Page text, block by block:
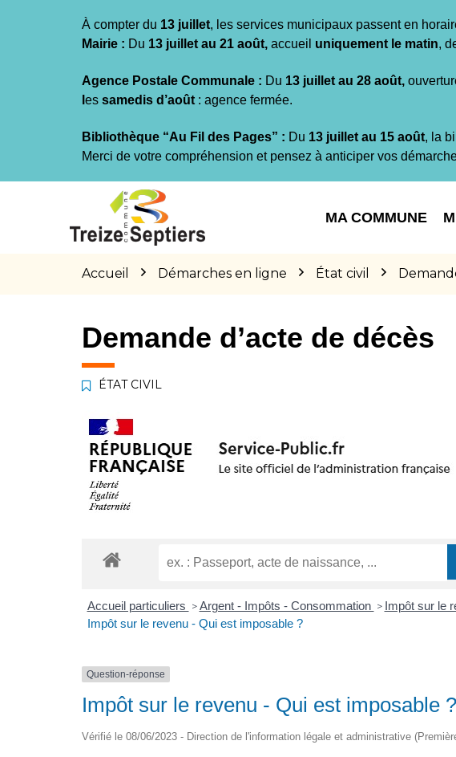
À compter du 13 juillet, les services municipaux passent en
Mairie : Du 13 juillet au 21 août, accueil uniquement le matin,
Agence Postale Communale : Du 13 juillet au 28 août,
es samedis d’août : agence fermée.
Bibliothèque “Au Fil des Pages” : Du 13 juillet au 15 août, la
Merci de votre compréhension et pensez à anticiper vos
MA COMMUNE
Accueil Démarches en ligne État civil
Demande d’acte de décès
ÉTAT CIVIL
Accueil particuliers > Argent - Impôts - Consommation > Impôt sur le
Impôt sur le revenu - Qui est imposable ?
Question-réponse
Impôt sur le revenu - Qui est imposable ?
Vérifié le 08/06/2023 - Direction de l'information légale et administrative